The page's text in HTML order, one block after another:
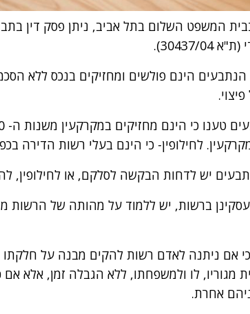
17.12.08 , בבית המשפט השלום בתל אביב, ניתן פסק
04).
הינם פולשים ומחזיקים בנכס ללא
לחילופין- כי הינם בעלי רשות הדירה
יש לדחות הבקשה לסלקם, או לחילופין,
ברשות, יש ללמוד על מהותה של הרשות
אם ניתנה לאדם רשות להקים מבנה על
מגוריו, לו ולמשפחתו, ללא הגבלה זמן, אלא אם
אחרת.